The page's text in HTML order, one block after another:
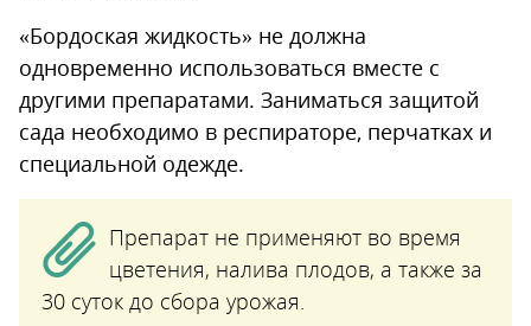
«Бордоская жидкость» не должна
одновременно использоваться вместе с
другими препаратами. Заниматься защитой
сада необходимо в респираторе, перчатках и
специальной одежде.
Препарат не применяют во время
цветения, налива плодов, а также за
30 суток до сбора урожая.